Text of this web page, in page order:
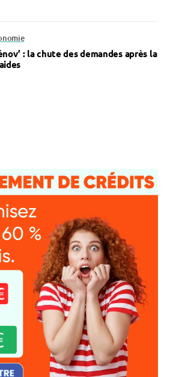
: la chute des demandes après la